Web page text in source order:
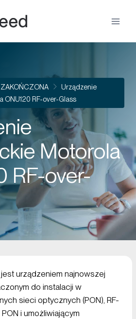
Urządzenie
ONU120 RF-over-Glass
Motorola
RF-over-
urządzeniem najnowszej
do instalacji w
sieci optycznych (PON), RF-
i umożliwiającym